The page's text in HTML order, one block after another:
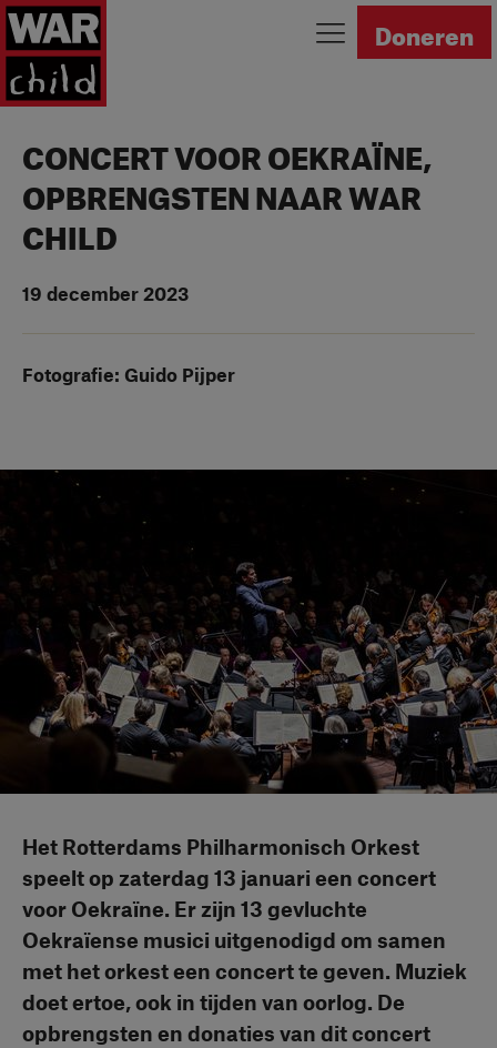
Ga naar homepage Doneren
CONCERT VOOR OEKRAÏNE,
OPBRENGSTEN NAAR WAR
CHILD
19 december 2023
Fotografie: Guido Pijper
Het Rotterdams Philharmonisch Orkest
speelt op zaterdag 13 januari een concert
voor Oekraïne. Er zijn 13 gevluchte
Oekraïense musici uitgenodigd om samen
met het orkest een concert te geven. Muziek
doet ertoe, ook in tijden van oorlog. De
opbrengsten en donaties van dit concert